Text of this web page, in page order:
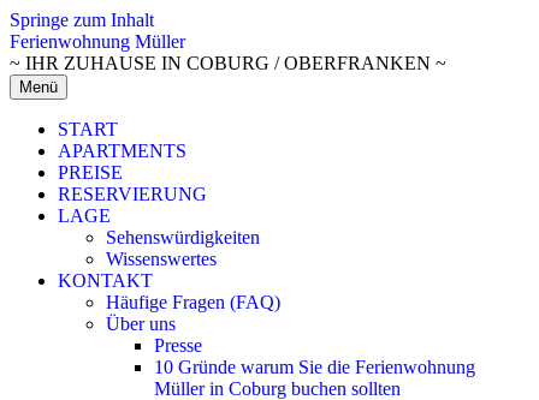
Springe zum Inhalt
Ferienwohnung Müller
~ IHR ZUHAUSE IN COBURG / OBERFRANKEN ~
Menü
START
APARTMENTS
PREISE
RESERVIERUNG
LAGE
Sehenswürdigkeiten
Wissenswertes
KONTAKT
Häufige Fragen (FAQ)
Über uns
Presse
10 Gründe warum Sie die Ferienwohnung
Müller in Coburg buchen sollten